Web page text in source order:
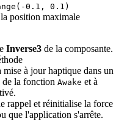
0.1, 0.1)
position maximale
Inverse3 de la composante.
mise à jour haptique dans un
de la fonction Awake et à
rappel et réinitialise la force
que l'application s'arrête.